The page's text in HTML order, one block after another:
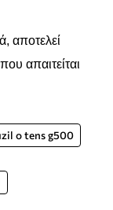
αποτελεί
απαιτείται
o tens g500